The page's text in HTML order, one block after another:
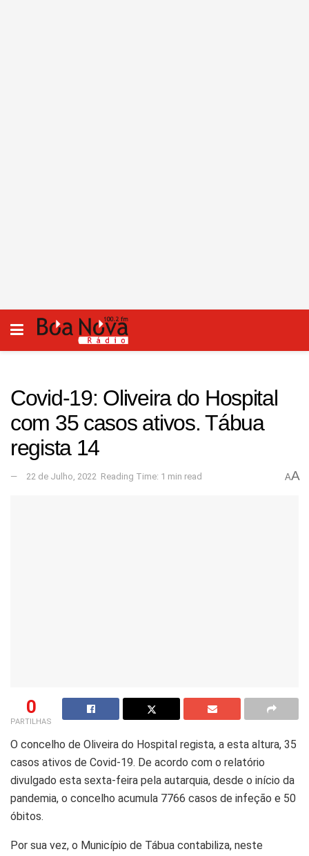
Covid-19: Oliveira do Hospital
com 35 casos ativos. Tábua
regista 14
22 de Julho, 2022 Reading Time: 1 min read AA
0
PARTILHAS
O concelho de Oliveira do Hospital regista, a esta altura, 35
casos ativos de Covid-19. De acordo com o relatório
divulgado esta sexta-feira pela autarquia, desde o início da
pandemia, o concelho acumula 7766 casos de infeção e 50
óbitos.
Por sua vez, o Município de Tábua contabiliza, neste